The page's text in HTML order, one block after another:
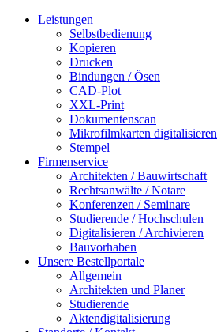
Leistungen
Selbstbedienung
Kopieren
Drucken
Bindungen / Ösen
CAD-Plot
XXL-Print
Dokumentenscan
Mikrofilmkarten digitalisieren
Stempel
Firmenservice
Architekten / Bauwirtschaft
Rechtsanwälte / Notare
Konferenzen / Seminare
Studierende / Hochschulen
Digitalisieren / Archivieren
Bauvorhaben
Unsere Bestellportale
Allgemein
Architekten und Planer
Studierende
Aktendigitalisierung